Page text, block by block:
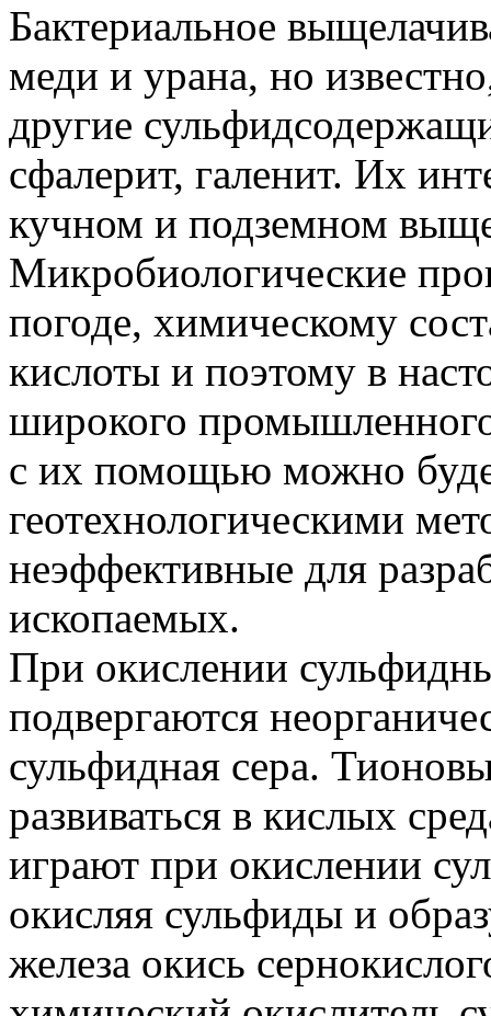
Бактериальное
меди и урана, но
другие
сфалерит, галенит. Их
кучном и подземном
Микробиологические
погоде, химическому
кислоты и поэтому в
широкого
с их помощью можно
геотехнологическими
неэффективные для
ископаемых.
При окислении
подвергаются
сульфидная сера.
развиваться в кислых
играют при окислении
окисляя сульфиды и
железа окись